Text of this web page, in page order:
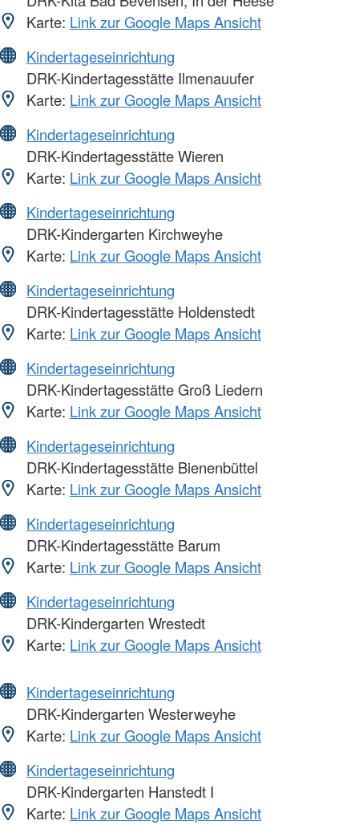
Karte: Link zur Google Maps Ansicht
Kindertageseinrichtung
DRK-Kindertagesstätte Ilmenauufer
Karte: Link zur Google Maps Ansicht
Kindertageseinrichtung
DRK-Kindertagesstätte Wieren
Karte: Link zur Google Maps Ansicht
Kindertageseinrichtung
DRK-Kindergarten Kirchweyhe
Karte: Link zur Google Maps Ansicht
Kindertageseinrichtung
DRK-Kindertagesstätte Holdenstedt
Karte: Link zur Google Maps Ansicht
Kindertageseinrichtung
DRK-Kindertagesstätte Groß Liedern
Karte: Link zur Google Maps Ansicht
Kindertageseinrichtung
DRK-Kindertagesstätte Bienenbüttel
Karte: Link zur Google Maps Ansicht
Kindertageseinrichtung
DRK-Kindertagesstätte Barum
Karte: Link zur Google Maps Ansicht
Kindertageseinrichtung
DRK-Kindergarten Wrestedt
Karte: Link zur Google Maps Ansicht
Kindertageseinrichtung
DRK-Kindergarten Westerweyhe
Karte: Link zur Google Maps Ansicht
Kindertageseinrichtung
DRK-Kindergarten Hanstedt I
Karte: Link zur Google Maps Ansicht